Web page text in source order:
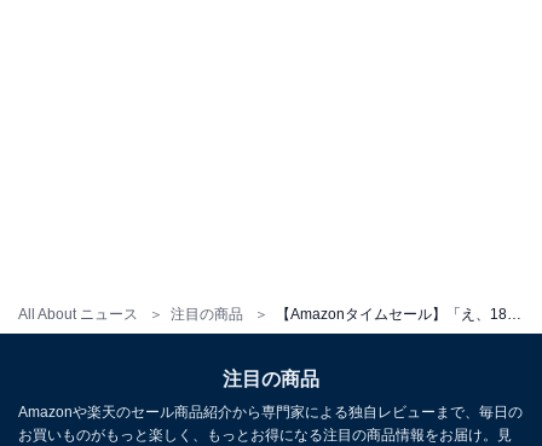
All About ニュース 注目の商品
Anker PowerWave 10 Pad ワイヤレス充電器 Qi認証
iPhone 15シリーズ / 14シリーズ Galaxy AirPods 各種対
応 最大10W出力 (ブラック)
注目の商品
Amazonや楽天のセール商品紹介から専門家による独自レビューまで、毎日の
お買いものがもっと楽しく、もっとお得になる注目の商品情報をお届け。見